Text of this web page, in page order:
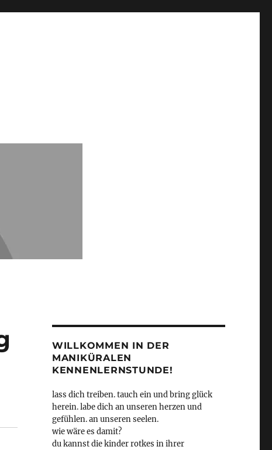
WILLKOMMEN IN DER
MANIKÜRALEN
KENNENLERNSTUNDE!
lass dich treiben. tauch ein und bring glück
herein. labe dich an unseren herzen und
gefühlen. an unseren seelen.
wie wäre es damit?
du kannst die kinder rotkes in ihrer